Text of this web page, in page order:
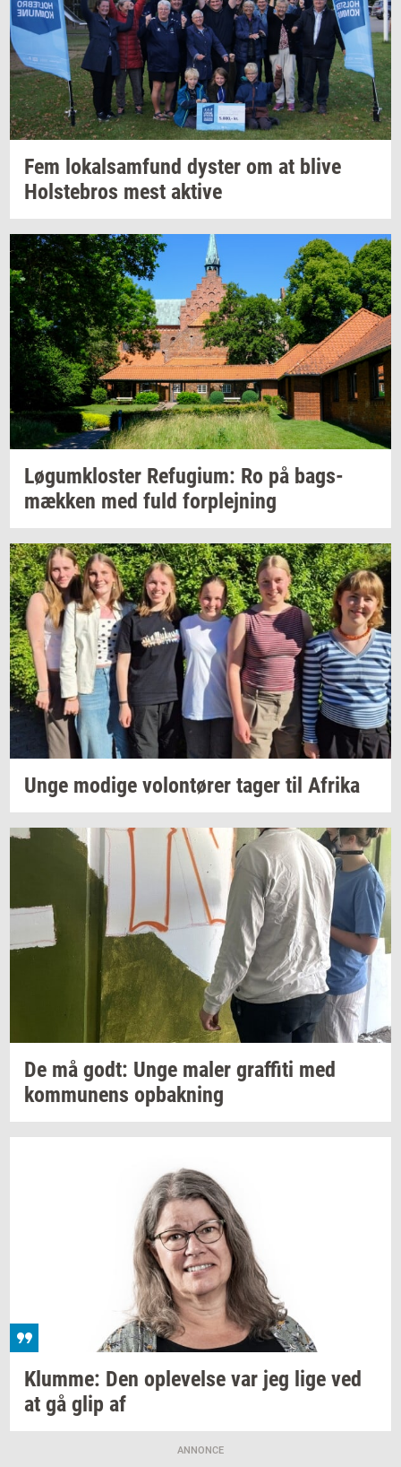
Fem lo­kal­sam­fund dy­ster om at blive
Holste­bros mest ak­ti­ve
Løgum­klo­ster Re­fu­gi­um: Ro på bags­
mæk­ken med fuld for­plej­ning
Unge mo­di­ge vo­lontø­rer tager til Afri­ka
De må godt: Unge maler graf­fi­ti med
kom­mu­nens op­bak­ning
Klum­me: Den op­le­vel­se var jeg lige ved
at gå glip af
ANNONCE